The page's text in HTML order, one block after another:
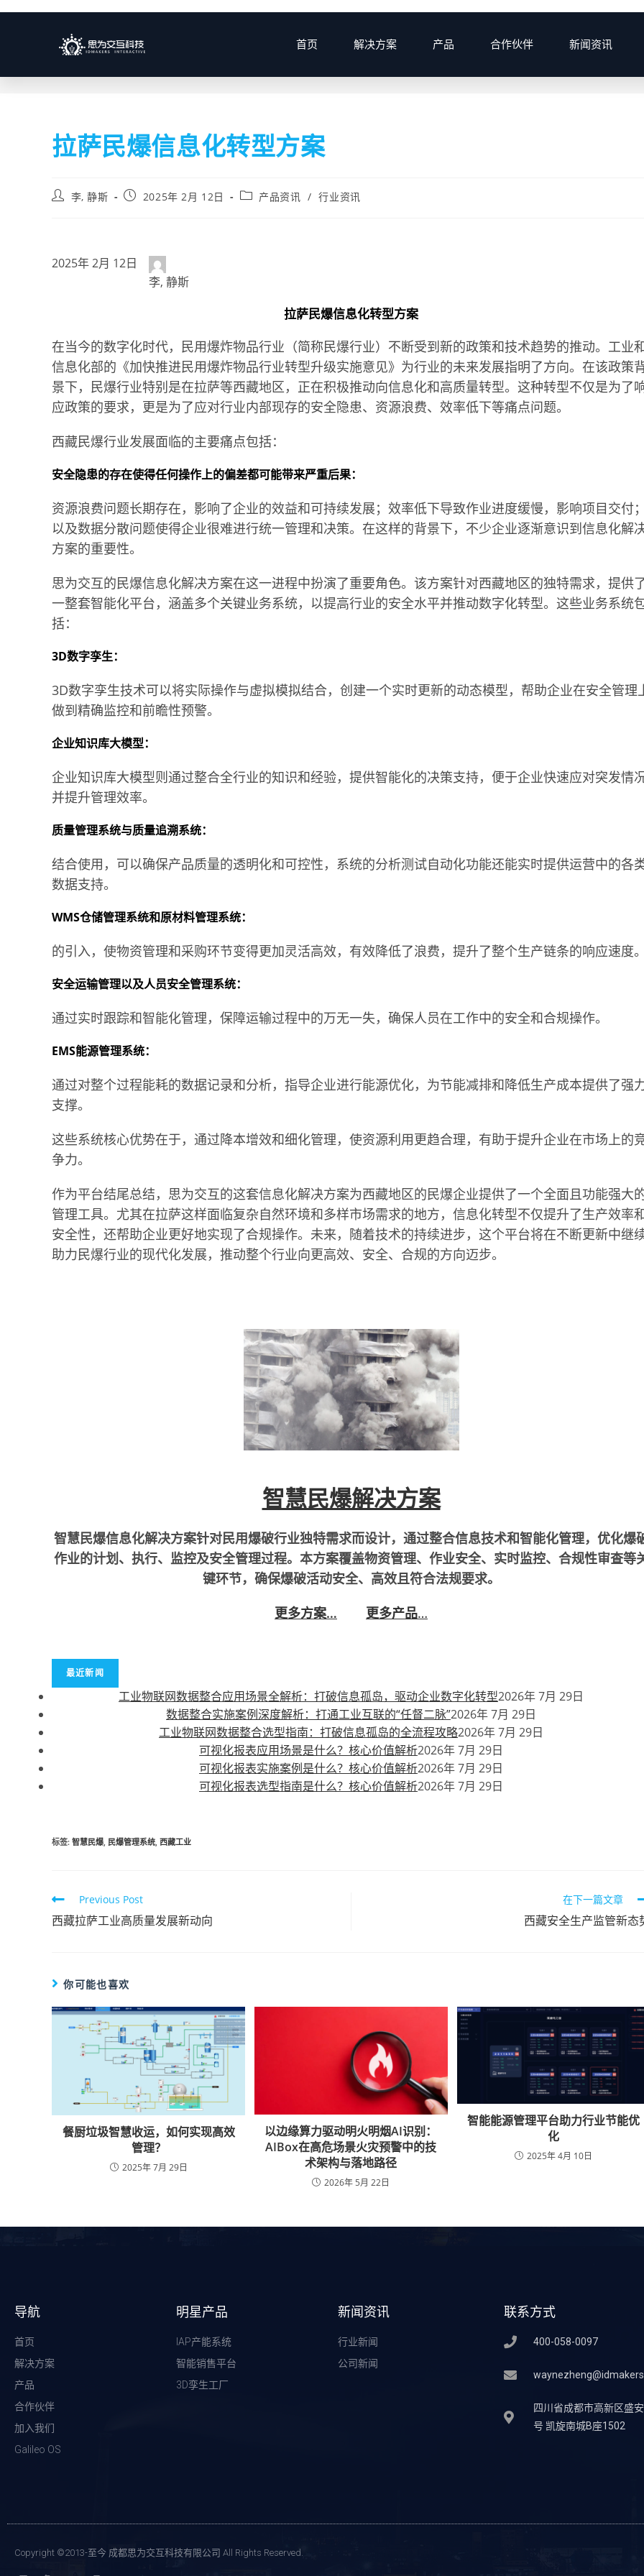
首页 解决方案 产品 合作伙伴 新闻资讯
博客
拉萨民爆信息化转型方案
李, 静斯 2025年 2月 12日 产品资讯 / 行业资讯
2025年 2月 12日
李, 静斯
拉萨民爆信息化转型方案
在当今的数字化时代，民用爆炸物品行业（简称民爆行业）不断受到新的政策和技术趋势的推动。工业
信息化部的《加快推进民用爆炸物品行业转型升级实施意见》为行业的未来发展指明了方向。在该政策
景下，民爆行业特别是在拉萨等西藏地区，正在积极推动向信息化和高质量转型。这种转型不仅是为了
应政策的要求，更是为了应对行业内部现存的安全隐患、资源浪费、效率低下等痛点问题。
西藏民爆行业发展面临的主要痛点包括：
安全隐患的存在使得任何操作上的偏差都可能带来严重后果：
资源浪费问题长期存在，影响了企业的效益和可持续发展；效率低下导致作业进度缓慢，影响项目交付
以及数据分散问题使得企业很难进行统一管理和决策。在这样的背景下，不少企业逐渐意识到信息化解
方案的重要性。
思为交互的民爆信息化解决方案在这一进程中扮演了重要角色。该方案针对西藏地区的独特需求，提供
一整套智能化平台，涵盖多个关键业务系统，以提高行业的安全水平并推动数字化转型。这些业务系统
括：
3D数字孪生：
3D数字孪生技术可以将实际操作与虚拟模拟结合，创建一个实时更新的动态模型，帮助企业在安全管理
做到精确监控和前瞻性预警。
企业知识库大模型：
企业知识库大模型则通过整合全行业的知识和经验，提供智能化的决策支持，便于企业快速应对突发情
并提升管理效率。
质量管理系统与质量追溯系统：
结合使用，可以确保产品质量的透明化和可控性，系统的分析测试自动化功能还能实时提供运营中的各
数据支持。
WMS仓储管理系统和原材料管理系统：
的引入，使物资管理和采购环节变得更加灵活高效，有效降低了浪费，提升了整个生产链条的响应速度
安全运输管理以及人员安全管理系统：
通过实时跟踪和智能化管理，保障运输过程中的万无一失，确保人员在工作中的安全和合规操作。
EMS能源管理系统：
通过对整个过程能耗的数据记录和分析，指导企业进行能源优化，为节能减排和降低生产成本提供了强
支撑。
这些系统核心优势在于，通过降本增效和细化管理，使资源利用更趋合理，有助于提升企业在市场上的
争力。
作为平台结尾总结，思为交互的这套信息化解决方案为西藏地区的民爆企业提供了一个全面且功能强大
管理工具。尤其在拉萨这样面临复杂自然环境和多样市场需求的地方，信息化转型不仅提升了生产效率
安全性，还帮助企业更好地实现了合规操作。未来，随着技术的持续进步，这个平台将在不断更新中继
助力民爆行业的现代化发展，推动整个行业向更高效、安全、合规的方向迈步。
智慧民爆解决方案
智慧民爆信息化解决方案针对民用爆破行业独特需求而设计，通过整合信息技术和智能化管理，优化爆
作业的计划、执行、监控及安全管理过程。本方案覆盖物资管理、作业安全、实时监控、合规性审查等
键环节，确保爆破活动安全、高效且符合法规要求。
更多方案…
更多产品…
最近新闻
工业物联网数据整合应用场景全解析：打破信息孤岛，驱动企业数字化转型2026年 7月 29日
数据整合实施案例深度解析：打通工业互联的“任督二脉”2026年 7月 29日
工业物联网数据整合选型指南：打破信息孤岛的全流程攻略2026年 7月 29日
可视化报表应用场景是什么？核心价值解析2026年 7月 29日
可视化报表实施案例是什么？核心价值解析2026年 7月 29日
可视化报表选型指南是什么？核心价值解析2026年 7月 29日
标签: 智慧民爆 民爆管理系统 西藏工业
Previous Post
西藏拉萨工业高质量发展新动向
在下一篇文章
西藏安全生产监管新态
你可能也喜欢
餐厨垃圾智慧收运，如何实现高效
管理？
2025年 7月 29日
以边缘算力驱动明火明烟AI识别：
AIBox在高危场景火灾预警中的技
术架构与落地路径
2026年 5月 22日
智能能源管理平台助力行业节能优
化
2025年 4月 10日
导航
首页
解决方案
产品
合作伙伴
加入我们
Galileo OS
明星产品
IAP产能系统
智能销售平台
3D孪生工厂
新闻资讯
行业新闻
公司新闻
联系方式
400-058-0097
四川省成都市高新区盛
号 凯旋南城B座1502
Copyright ©2013-至今 成都思为交互科技有限公司 All Rights Reserved.